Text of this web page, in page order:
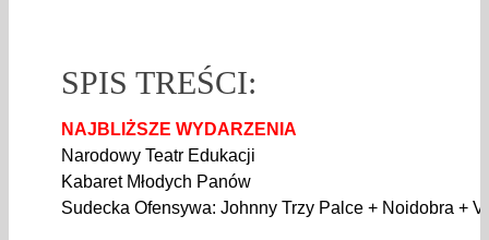
SPIS TREŚCI:
NAJBLIŻSZE WYDARZENIA
Narodowy Teatr Edukacji
Kabaret Młodych Panów
Sudecka Ofensywa: Johnny Trzy Palce + Noidobra +